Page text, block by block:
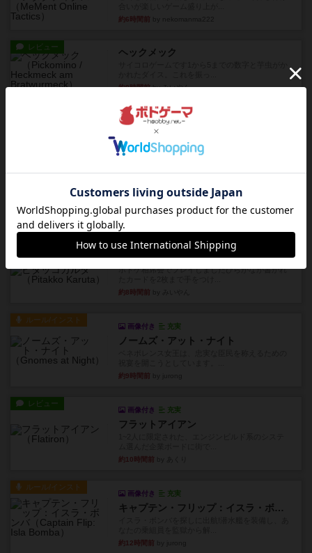
約6時間前
レビュー ヘックメック
約8時間前by みいやん
ハゲタカのえじき
超有名なゲームですが、初めてプレイしました。1
から15までのカードがプ...
約8時間前 by みいやん
ジャスト・ワン
まぁ面白かった‼️よくテレビとかのバラエティなん
かで、お題がわからずに...
約8時間前
ピタッコカルタ
ボドゲ相席会でプレイしましたひらがなが書かれ
約8時間前
ルール/インスト
画像付き 充実
ノームズ・アット・ナイト
約9時間前
レビュー
画像付き 充実
フラットアイアン
約10時間前
ルール/インスト
画像付き 充実
キャプテン・フリップ：イスラ・ボンバ
約12時間前